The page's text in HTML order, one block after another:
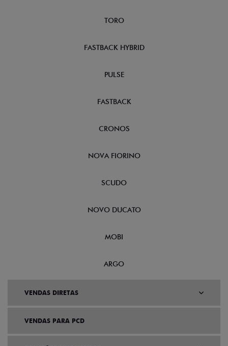
TORO
FASTBACK HYBRID
PULSE
FASTBACK
CRONOS
NOVA FIORINO
SCUDO
NOVO DUCATO
MOBI
ARGO
VENDAS DIRETAS
VENDAS PARA PCD